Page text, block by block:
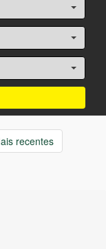
recentes